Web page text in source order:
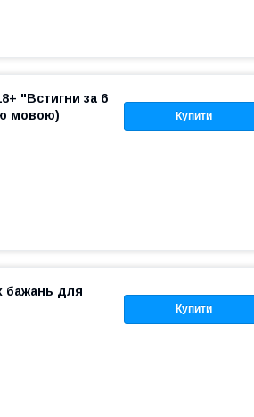
Купити
"Встигни за 6
мовою)
Купити
бажань для